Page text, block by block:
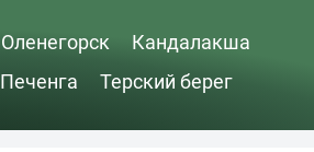
Оленегорск
Кандалакша
Печенга Терский берег